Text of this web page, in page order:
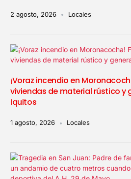
2 agosto, 2026 Locales
¡Voraz incendio en
viviendas de material rústico y
Iquitos
1 agosto, 2026 Locales